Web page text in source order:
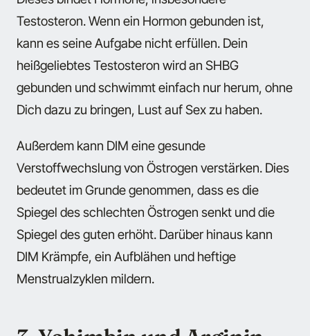
Testosteron. Wenn ein Hormon gebunden ist,
kann es seine Aufgabe nicht erfüllen. Dein
heißgeliebtes Testosteron wird an SHBG
gebunden und schwimmt einfach nur herum, ohne
Dich dazu zu bringen, Lust auf Sex zu haben.
Außerdem kann DIM eine gesunde
Verstoffwechslung von Östrogen verstärken. Dies
bedeutet im Grunde genommen, dass es die
Spiegel des schlechten Östrogen senkt und die
Spiegel des guten erhöht. Darüber hinaus kann
DIM Krämpfe, ein Aufblähen und heftige
Menstrualzyklen mildern.